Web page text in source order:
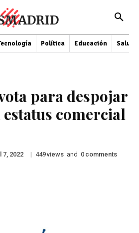
Política Educación Salud
para despojar
estatus comercial
7, 2022 | 449views and 0 comments